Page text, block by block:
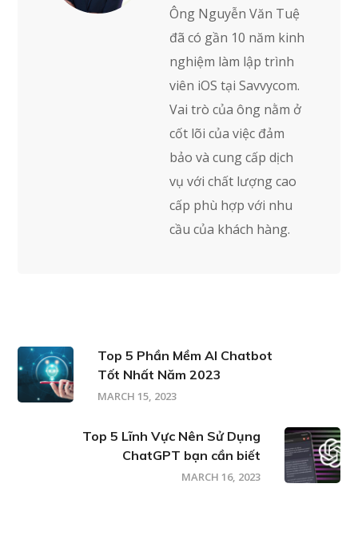
Ông Nguyễn Văn Tuệ
đã có gần 10 năm kinh
nghiệm làm lập trình
viên iOS tại Savvycom.
Vai trò của ông nằm ở
cốt lõi của việc đảm
bảo và cung cấp dịch
vụ với chất lượng cao
cấp phù hợp với nhu
cầu của khách hàng.
Top 5 Phần Mềm AI Chatbot
Tốt Nhất Năm 2023
MARCH 15, 2023
Top 5 Lĩnh Vực Nên Sử Dụng
ChatGPT bạn cần biết
MARCH 16, 2023